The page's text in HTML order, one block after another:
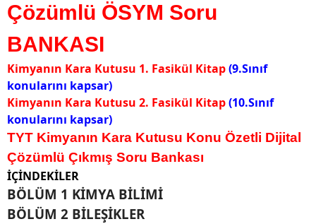
Çözümlü ÖSYM Soru
BANKASI
Kimyanın Kara Kutusu 1. Fasikül Kitap(9.Sınıf
konularını kapsar)
Kimyanın Kara Kutusu 2. Fasikül Kitap(10.Sınıf
konularını kapsar)
TYT Kimyanın Kara Kutusu Konu Özetli Dijital
Çözümlü Çıkmış Soru Bankası
İÇİNDEKİLER
BÖLÜM 1 KİMYA BİLİMİ
BÖLÜM 2 BİLEŞİKLER